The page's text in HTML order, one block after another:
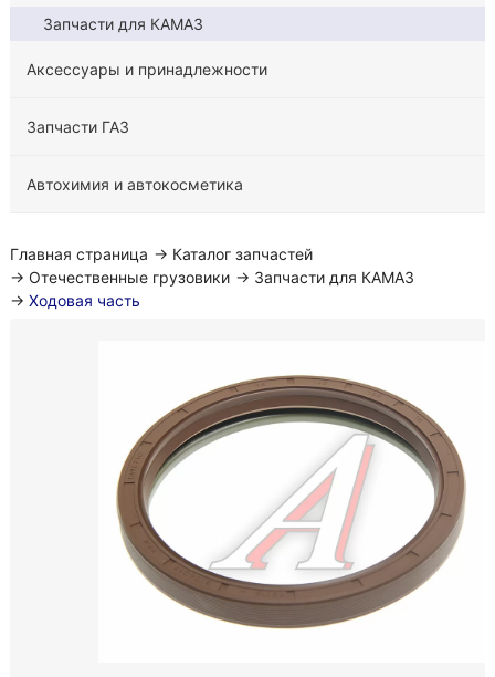
Запчасти для КАМАЗ
Аксессуары и принадлежности
Запчасти ГАЗ
Автохимия и автокосметика
Главная страница → Каталог запчастей
→ Отечественные грузовики → Запчасти для КАМАЗ
→ Ходовая часть